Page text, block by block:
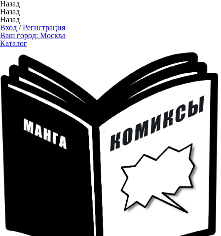
Назад
Назад
Назад
Вход /Регистрация
Ваш город: Москва
Каталог